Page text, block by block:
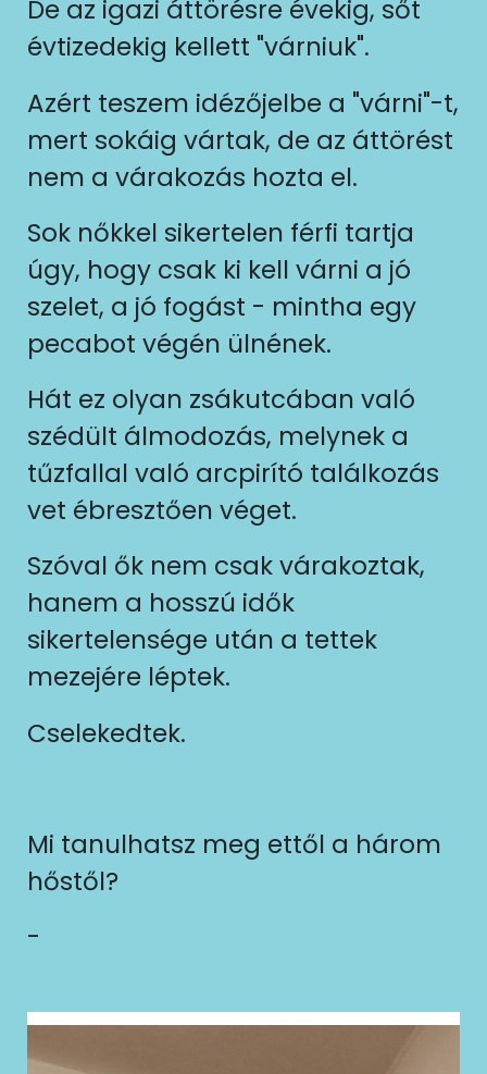
De az igazi áttörésre évekig, sőt
évtizedekig kellett "várniuk".
Azért teszem idézőjelbe a "várni"-t,
mert sokáig vártak, de az áttörést
nem a várakozás hozta el.
Sok nőkkel sikertelen férfi tartja
úgy, hogy csak ki kell várni a jó
szelet, a jó fogást - mintha egy
pecabot végén ülnének.
Hát ez olyan zsákutcában való
szédült álmodozás, melynek a
tűzfallal való arcpirító találkozás
vet ébresztően véget.
Szóval ők nem csak várakoztak,
hanem a hosszú idők
sikertelensége után a tettek
mezejére léptek.
Cselekedtek.
Mi tanulhatsz meg ettől a három
hőstől?
-